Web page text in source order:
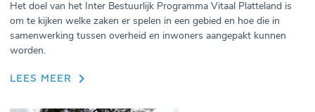
Het doel van het Inter Bestuurlijk Programma Vitaal Platteland is
om te kijken welke zaken er spelen in een gebied en hoe die in
samenwerking tussen overheid en inwoners aangepakt kunnen
worden.
LEES MEER